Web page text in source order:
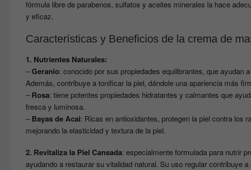
fórmula libre de parabenos, sulfatos y aceites minerales la hace
y eficaz.
Características y Beneficios de la crema de
1. Nutrientes Naturales:
–Geranio: conocido por sus propiedades equilibrantes, que ayudan
Además, contribuye a tonificar la piel, dándole una apariencia más
–Rosa: tiene potentes propiedades hidratantes y calmantes que
fresca y luminosa.
–Bayas de Acai: Ricas en antioxidantes, protegen la piel contra los
mejorando la elasticidad y textura de la piel.
2. Revitaliza la Piel Cansada: especialmente formulada para nutrir
ayudando a restaurar su vitalidad natural. Su uso regular contribuye